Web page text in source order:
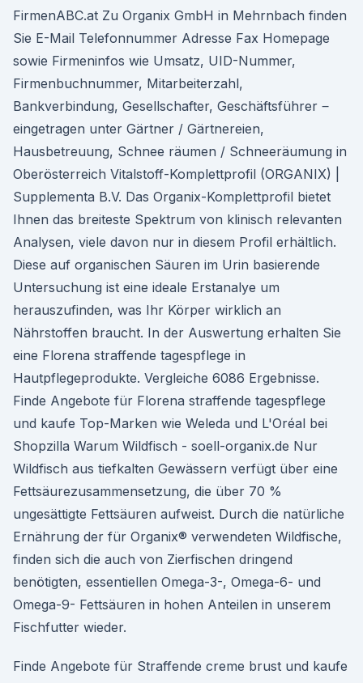
FirmenABC.at Zu Organix GmbH in Mehrnbach finden
Sie E-Mail Telefonnummer Adresse Fax Homepage
sowie Firmeninfos wie Umsatz, UID-Nummer,
Firmenbuchnummer, Mitarbeiterzahl,
Bankverbindung, Gesellschafter, Geschäftsführer ‒
eingetragen unter Gärtner / Gärtnereien,
Hausbetreuung, Schnee räumen / Schneeräumung in
Oberösterreich Vitalstoff-Komplettprofil (ORGANIX) |
Supplementa B.V. Das Organix-Komplettprofil bietet
Ihnen das breiteste Spektrum von klinisch relevanten
Analysen, viele davon nur in diesem Profil erhältlich.
Diese auf organischen Säuren im Urin basierende
Untersuchung ist eine ideale Erstanalye um
herauszufinden, was Ihr Körper wirklich an
Nährstoffen braucht. In der Auswertung erhalten Sie
eine Florena straffende tagespflege in
Hautpflegeprodukte. Vergleiche 6086 Ergebnisse.
Finde Angebote für Florena straffende tagespflege
und kaufe Top-Marken wie Weleda und L'Oréal bei
Shopzilla Warum Wildfisch - soell-organix.de Nur
Wildfisch aus tiefkalten Gewässern verfügt über eine
Fettsäurezusammensetzung, die über 70 %
ungesättigte Fettsäuren aufweist. Durch die natürliche
Ernährung der für Organix® verwendeten Wildfische,
finden sich die auch von Zierfischen dringend
benötigten, essentiellen Omega-3-, Omega-6- und
Omega-9- Fettsäuren in hohen Anteilen in unserem
Fischfutter wieder.
Finde Angebote für Straffende creme brust und kaufe